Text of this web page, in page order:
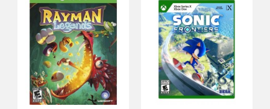
Ice Age Scrats Nutty Adventure ..